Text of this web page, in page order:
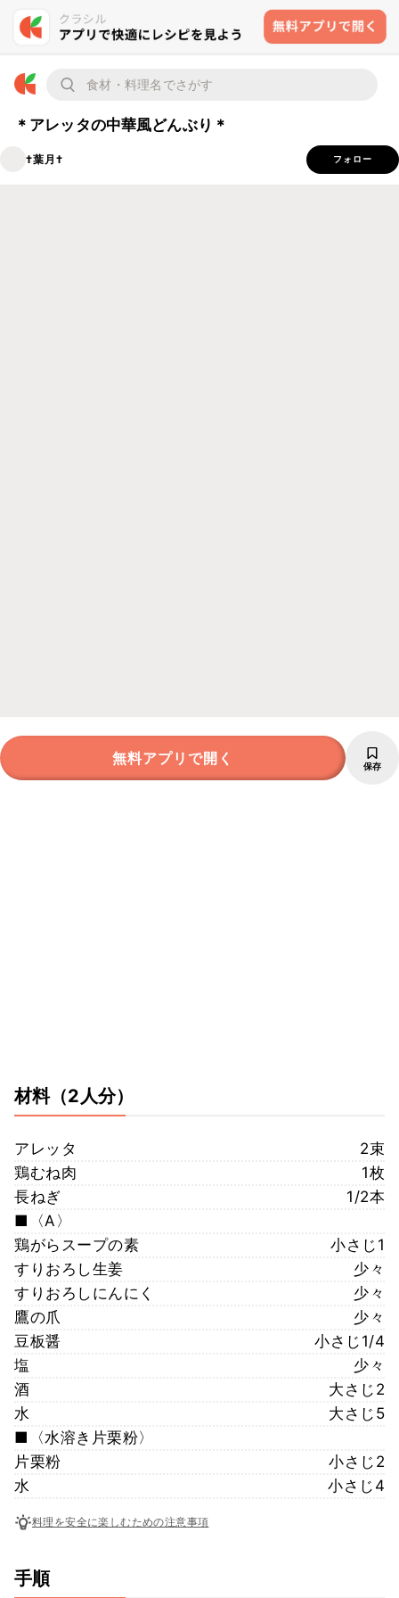
＊アレッタの中華風どんぶり＊
†葉月† フォロー
無料アプリで開く 保存
材料（2人分）
アレッタ
2束
鶏むね肉
1枚
長ねぎ
1/2本
■〈A〉
鶏がらスープの素
小さじ1
すりおろし生姜
少々
すりおろしにんにく
少々
鷹の爪
少々
豆板醤
小さじ1/4
塩
少々
酒
大さじ2
水
大さじ5
■〈水溶き片栗粉〉
片栗粉
小さじ2
水
小さじ4
料理を安全に楽しむための注意事項
手順